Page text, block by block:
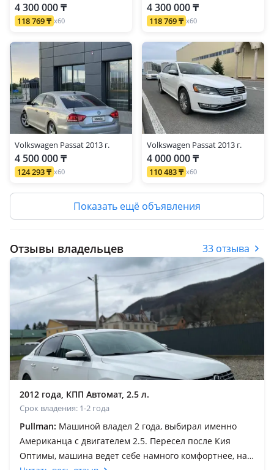
4 300 000 ₸
118 769 ₸ x60
4 300 000 ₸
118 769 ₸ x60
Volkswagen Passat 2013 г.
4 500 000 ₸
124 293 ₸ x60
Volkswagen Passat 2013 г.
4 000 000 ₸
110 483 ₸ x60
Показать ещё объявления
Отзывы владельцев 33 отзыва
2012 года, КПП Автомат, 2.5 л.
Срок владения: 1-2 года
Pullman: Машиной владел 2 года, выбирал именно
Американца с двигателем 2.5. Пересел после Кия
Оптимы, машина ведет себе намного комфортнее, на